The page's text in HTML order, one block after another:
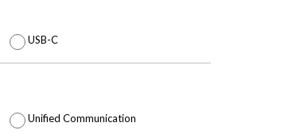
USB-C
Unified Communication